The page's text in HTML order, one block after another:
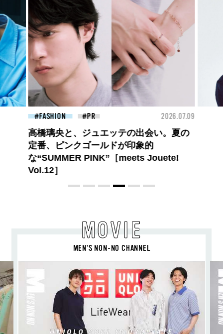
2026.07.09
ッテの出会い。夏の
ドが印象的
［meets Jouete!
MOVIE
MEN’S NON-NO CHANNEL